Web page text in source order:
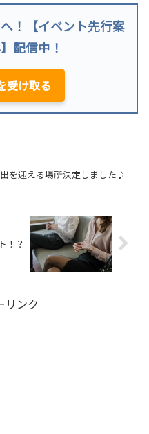
！【イベント先行案
配信中！
受け取る
を迎える場所決定しました♪
！？
リンク